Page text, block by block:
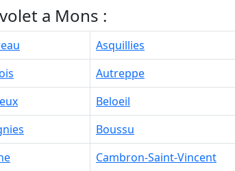
a Mons :
Asquillies
Autreppe
Beloeil
Boussu
Cambron-Saint-Vincent